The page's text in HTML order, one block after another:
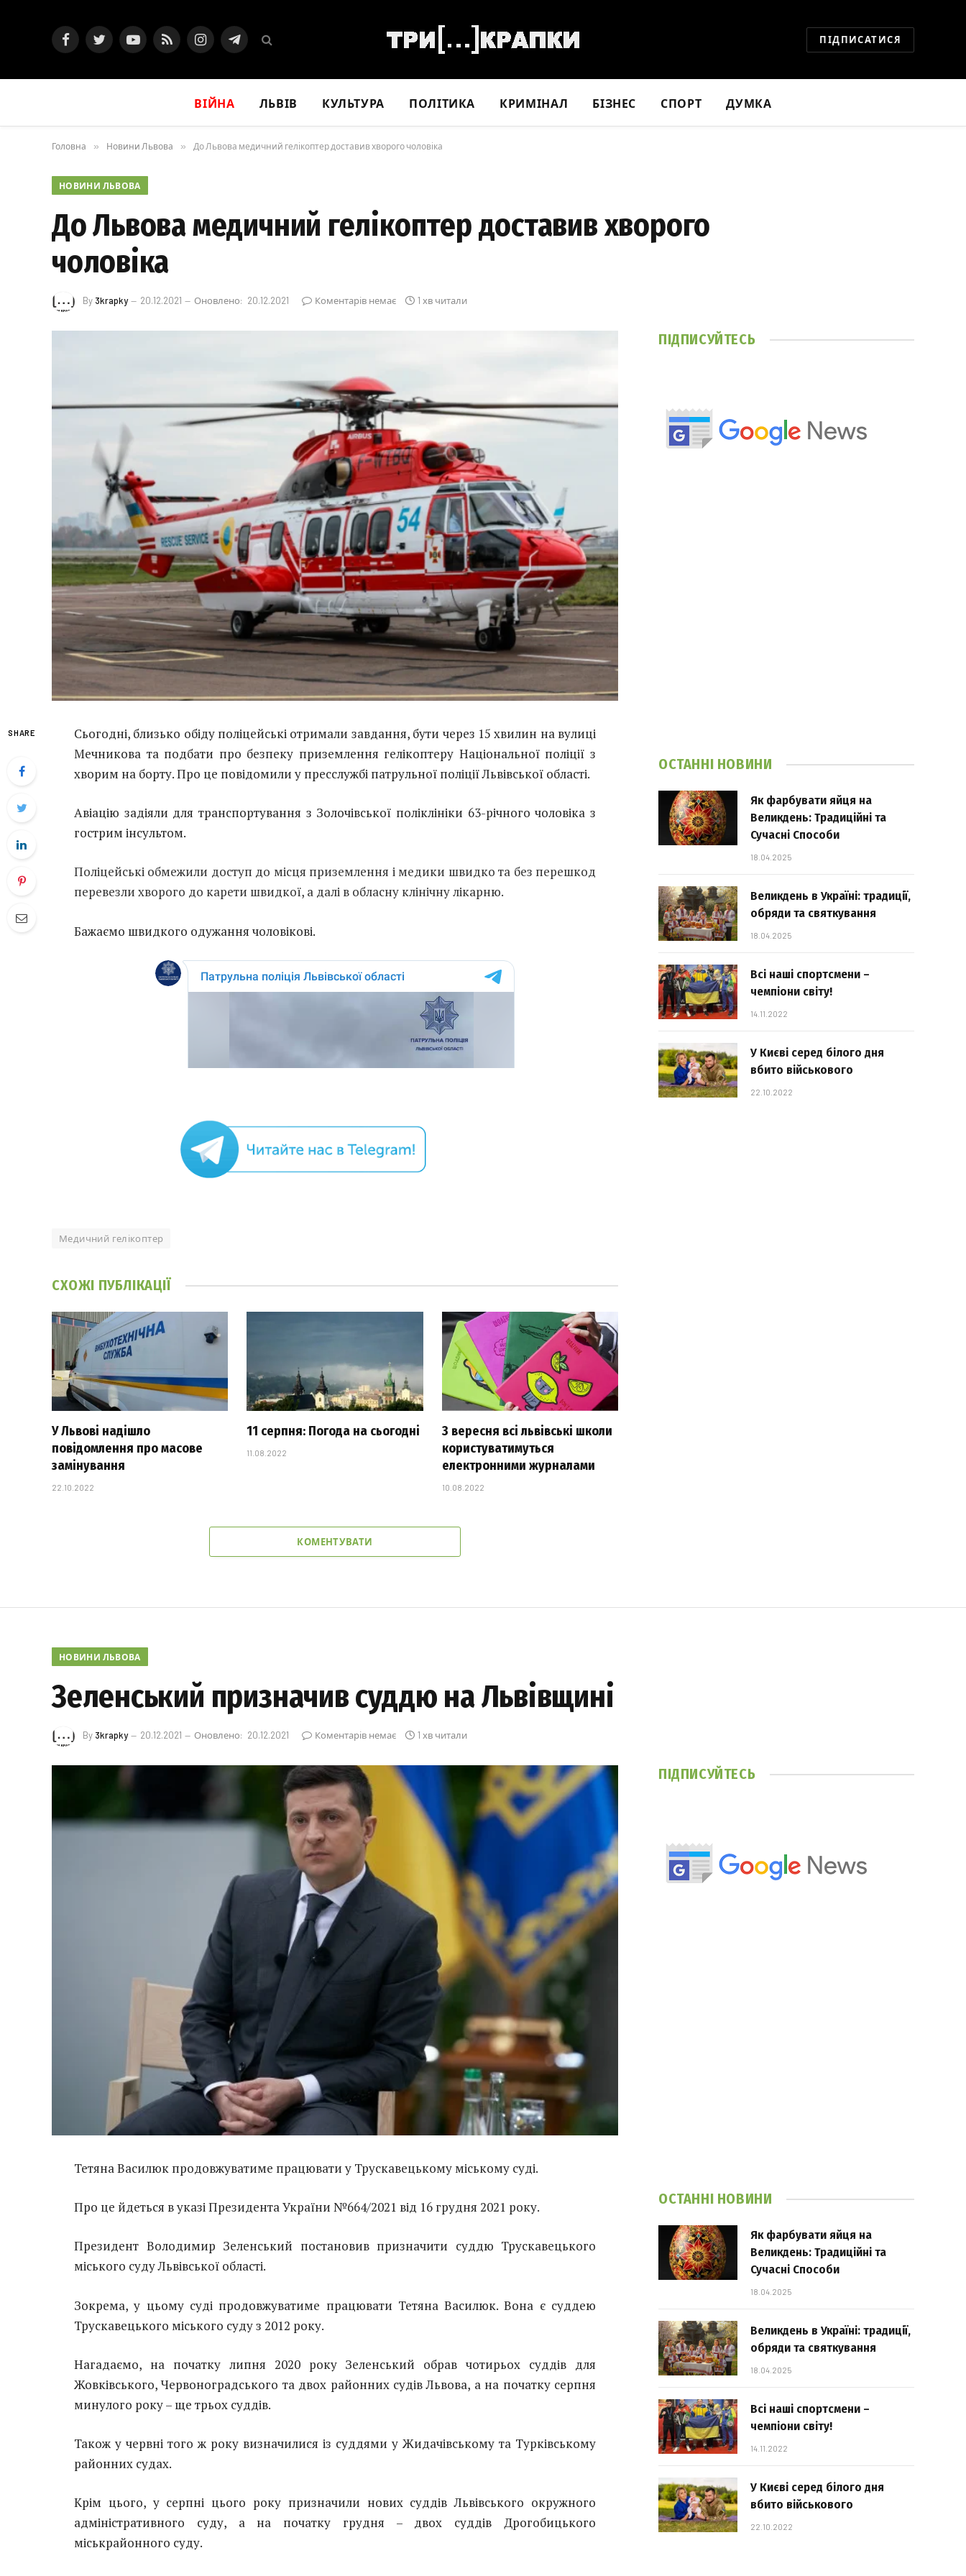
FacebookTwitterYouTubeRSS InstagramTelegram ПІДПИСАТИСЯ
ВІЙНА ЛЬВІВ КУЛЬТУРА ПОЛІТИКА КРИМІНАЛ БІЗНЕС СПОРТ ДУМКА
Головна » Новини Львова » До Львова медичний гелікоптер доставив хворого чоловіка
НОВИНИ ЛЬВОВА
До Львова медичний гелікоптер доставив хворого
чоловіка
By 3krapky 20.12.2021 Оновлено: 20.12.2021 Коментарів немає 1 хв читали
SHARE
Сьогодні, близько обіду поліцейські отримали завдання, бути через 15 хвилин на вулиці
Мечникова та подбати про безпеку приземлення гелікоптеру Національної поліції з
хворим на борту. Про це повідомили у пресслужбі патрульної поліції Львівської області.
Авіацію задіяли для транспортування з Золочівської поліклініки 63-річного чоловіка з
гострим інсультом.
Поліцейські обмежили доступ до місця приземлення і медики швидко та без перешкод
перевезли хворого до карети швидкої, а далі в обласну клінічну лікарню.
Бажаємо швидкого одужання чоловікові.
Медичний гелікоптер
СХОЖІ ПУБЛІКАЦІЇ
У Львові надішло
повідомлення про масове
замінування
22.10.2022
11 серпня: Погода на сьогодні
11.08.2022
З вересня всі львівські школи
користуватимуться
електронними журналами
10.08.2022
КОМЕНТУВАТИ
ПІДПИСУЙТЕСЬ
ОСТАННІ НОВИНИ
Як фарбувати яйця на
Великдень: Традиційні та
Сучасні Способи
18.04.2025
Великдень в Україні: традиції,
обряди та святкування
18.04.2025
Всі наші спортсмени –
чемпіони світу!
14.11.2022
У Києві серед білого дня
вбито військового
22.10.2022
НОВИНИ ЛЬВОВА
Зеленський призначив суддю на Львівщині
By 3krapky 20.12.2021 Оновлено: 20.12.2021 Коментарів немає 1 хв читали
Тетяна Василюк продовжуватиме працювати у Трускавецькому міському суді.
Про це йдеться в указі Президента України №664/2021 від 16 грудня 2021 року.
Президент Володимир Зеленський постановив призначити суддю Трускавецького
міського суду Львівської області.
Зокрема, у цьому суді продовжуватиме працювати Тетяна Василюк. Вона є суддею
Трускавецького міського суду з 2012 року.
Нагадаємо, на початку липня 2020 року Зеленський обрав чотирьох суддів для
Жовківського, Червоноградського та двох районних судів Львова, а на початку серпня
минулого року – ще трьох суддів.
Також у червні того ж року визначилися із суддями у Жидачівському та Турківському
районних судах.
Крім цього, у серпні цього року призначили нових суддів Львівського окружного
адміністративного суду, а на початку грудня – двох суддів Дрогобицького
міськрайонного суду.
ПІДПИСУЙТЕСЬ
ОСТАННІ НОВИНИ
Як фарбувати яйця на
Великдень: Традиційні та
Сучасні Способи
18.04.2025
Великдень в Україні: традиції,
обряди та святкування
18.04.2025
Всі наші спортсмени –
чемпіони світу!
14.11.2022
У Києві серед білого дня
вбито військового
22.10.2022